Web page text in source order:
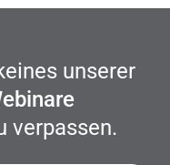
unserer
verpassen.